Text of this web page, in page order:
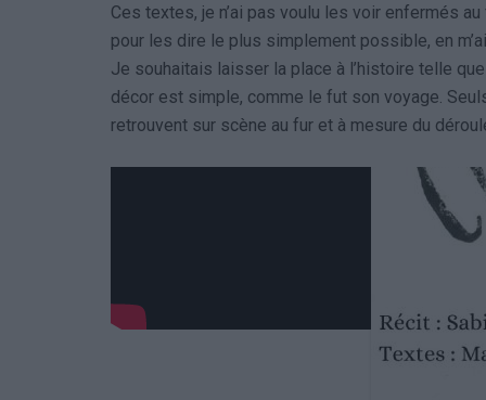
Ces textes, je n’ai pas voulu les voir enfermés
pour les dire le plus simplement possible, en
Je souhaitais laisser la place à l’histoire telle
décor est simple, comme le fut son voyage.
retrouvent sur scène au fur et à mesure du